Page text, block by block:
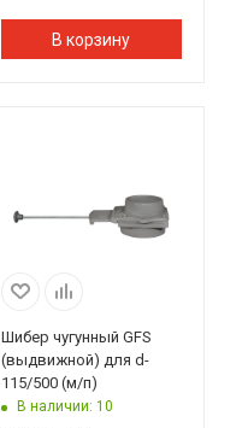
В корзину
Шибер чугунный GFS
(выдвижной) для d-
115/500 (м/п)
В наличии: 10